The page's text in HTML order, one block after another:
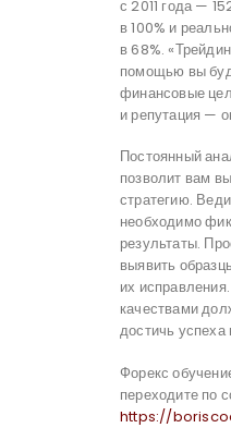
с 2011 года —
в 100% и
в 68%.
помощью вы
финансовые
и репутация —
Постоянный
позволит вам
стратегию.
необходимо
результаты.
выявить
их
качествами
достичь успеха
Форекс
переходите по
https://